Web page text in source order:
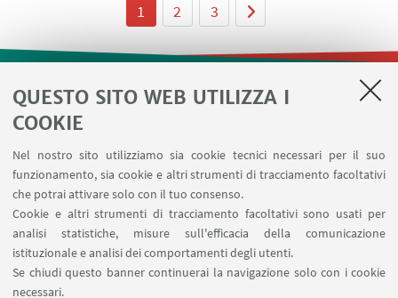
QUESTO SITO WEB UTILIZZA I
COOKIE
Nel nostro sito utilizziamo sia cookie tecnici necessari per il suo
funzionamento, sia cookie e altri strumenti di tracciamento facoltativi
che potrai attivare solo con il tuo consenso.
Cookie e altri strumenti di tracciamento facoltativi sono usati per
analisi statistiche, misure sull'efficacia della comunicazione
istituzionale e analisi dei comportamenti degli utenti.
Se chiudi questo banner continuerai la navigazione solo con i cookie
necessari.
1 2 3
LINK UTILI
Area riservata
Prenotazione risorse
SEGUI IL DIPARTIMENTO SU: